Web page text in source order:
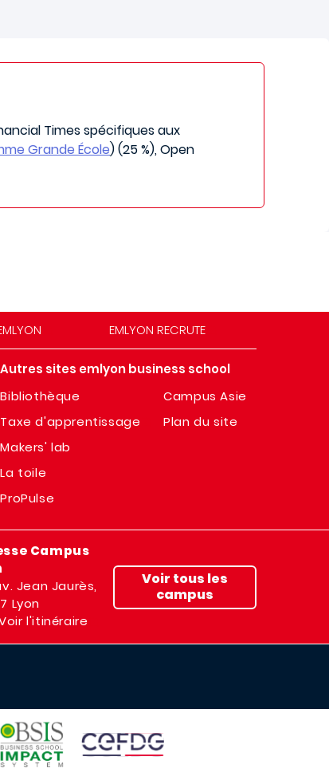
Times spécifiques aux
Grande École) (25 %), Open
EMLYON RECRUTE
Autres sites emlyon business school
Bibliothèque
Taxe d'apprentissage
Makers' lab
La toile
ProPulse
Campus Asie
Plan du site
Campus
Jean Jaurès,
Lyon
l'itinéraire
Voir tous les
campus
IMAGE
IMAGE